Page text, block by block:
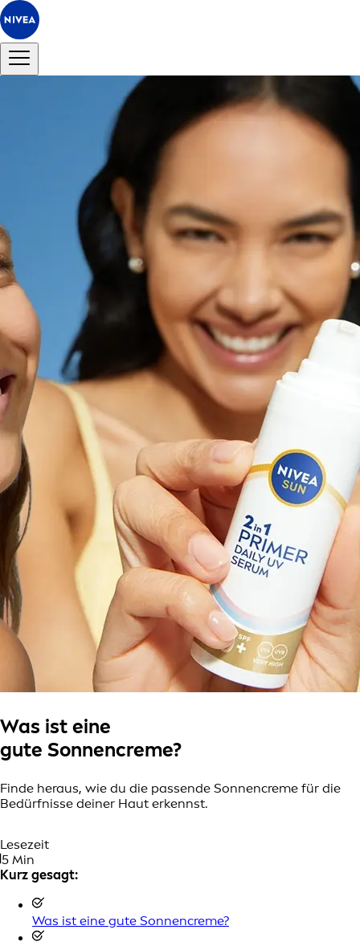
Was ist eine
gute Sonnencreme?
Finde heraus, wie du die passende Sonnencreme für die
Bedürfnisse deiner Haut erkennst.
Lesezeit
5 Min
Kurz gesagt:
Was ist eine gute Sonnencreme?